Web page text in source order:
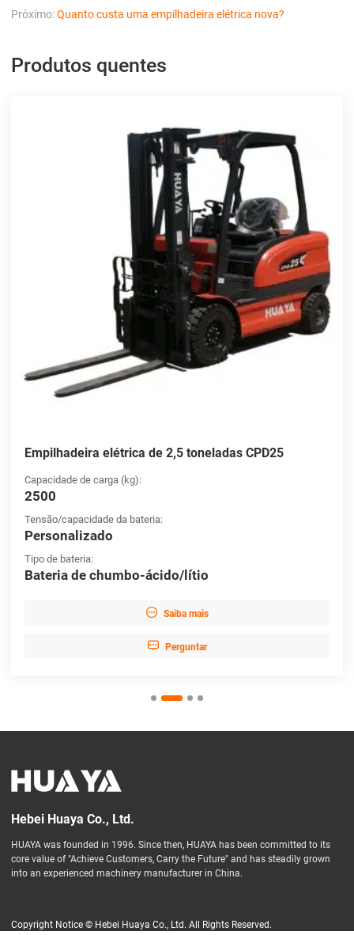
Próximo:Quanto custa uma empilhadeira elétrica nova?
Produtos quentes
Empilhadeira elétrica de 2,5 toneladas CPD25
Capacidade de carga (kg):
2500
Tensão/capacidade da bateria:
Personalizado
Tipo de bateria:
Bateria de chumbo-ácido/lítio
 Saiba mais
 Perguntar
Hebei Huaya Co., Ltd.
HUAYA was founded in 1996. Since then, HUAYA has been committed to its
core value of "Achieve Customers, Carry the Future" and has steadily grown
into an experienced machinery manufacturer in China.
Copyright Notice © Hebei Huaya Co., Ltd. All Rights Reserved.